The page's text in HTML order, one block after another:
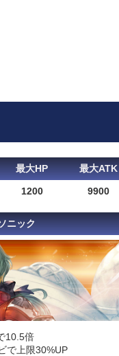
最大HP 最大ATK
1200 9900
ニック
10.5倍
で上限30%UP